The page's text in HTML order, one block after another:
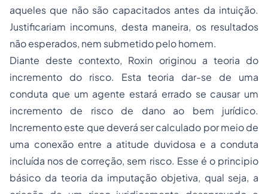
aqueles que não são capacitados antes da intuição.
Justificariam incomuns, desta maneira, os resultados
não esperados, nem submetido pelo homem.
Diante deste contexto, Roxin originou a teoria do
incremento do risco. Esta teoria dar-se de uma
conduta que um agente estará errado se causar um
incremento de risco de dano ao bem jurídico.
Incremento este que deverá ser calculado por meio de
uma conexão entre a atitude duvidosa e a conduta
incluída nos de correção, sem risco. Esse é o principio
básico da teoria da imputação objetiva, qual seja, a